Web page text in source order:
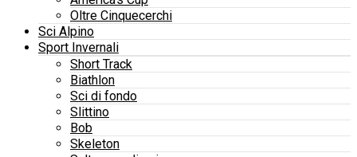
Oltre Cinquecerchi
Sci Alpino
Sport Invernali
Short Track
Biathlon
Sci di fondo
Slittino
Bob
Skeleton